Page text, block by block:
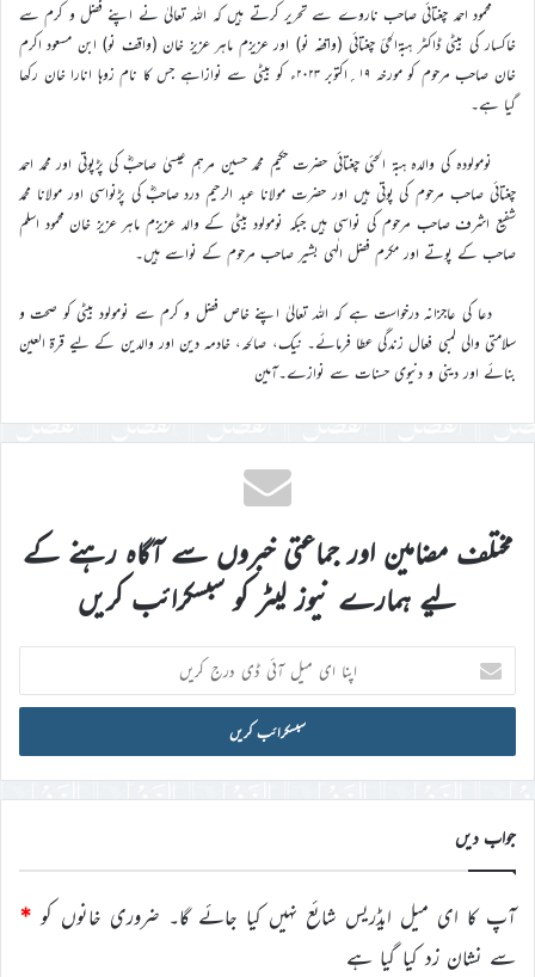
محمود احمد چغتائی صاحب ناروے سے تحریر کرتے ہیں کہ اللہ تعالیٰ نے اپنے فضل و کرم سے
خاکسار کی بیٹی ڈاکٹر ہبۃالحئ چغتائی (واقفہ نو) اور عزیزم ماہر عزیز خان (واقف نو) ابن مسعود اکرم
خان صاحب مرحوم کو مورخہ ۱۹؍اکتوبر ۲۰۲۳ء کو بیٹی سے نوازاہے جس کا نام زوہا انارا خان رکھا
گیا ہے۔
نومولودہ کی والدہ ہبۃ الحئی چغتائی حضرت حکیم محمد حسین مرہم عیسیٰ صاحبؓ کی پڑپوتی اور محمد احمد
چغتائی صاحب مرحوم کی پوتی ہیں اور حضرت مولانا عبد الرحیم درد صاحبؓ کی پڑنواسی اور مولانا محمد
شفیع اشرف صاحب مرحوم کی نواسی ہیں جبکہ نومولود بیٹی کے والد عزیزم ماہر عزیز خان محمود اسلم
صاحب کے پوتے اور مکرم فضل الٰہی بشیر صاحب مرحوم کے نواسے ہیں۔
دعا کی عاجزانہ درخواست ہے کہ اللہ تعالیٰ اپنے خاص فضل و کرم سے نومولود بیٹی کو صحت و
سلامتی والی لمبی فعال زندگی عطا فرمائے۔ نیک، صالحہ، خادمہ دین اور والدین کے لیے قرۃ العین
بنائے اور دینی و دنیوی حسنات سے نوازے۔آمین
مختلف مضامین اور جماعتی خبروں سے آگاہ رہنے کے
لیے ہمارے نیوز لیٹر کو سبسکرائب کریں
اپنا
ای
میل
ڈی
درج
کریں
جواب دیں
آپ کا ای میل ایڈریس شائع نہیں کیا جائے گا۔ ضروری خانوں کو *
سے نشان زد کیا گیا ہے